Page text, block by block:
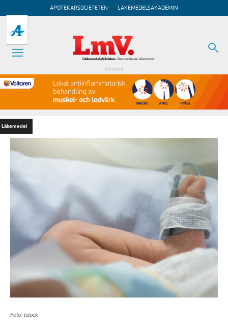
APOTEKARSOCIETETEN LÄKEMEDELSAKADEMIN
Annons
Läkemedel
Foto: Istock